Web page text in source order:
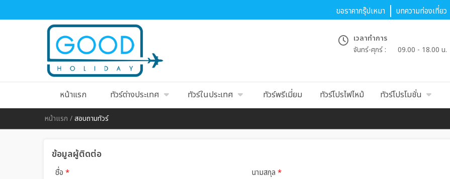
ขอราคากรุ๊ปเหมา บทความท่องเที่ยว
เวลาทำการ
จันทร์-ศุกร์ :
09.00 - 18.00 น.
หน้าแรก ทัวร์ต่างประเทศ ทัวร์ในประเทศ ทัวร์พรีเมี่ยม ทัวร์โปรไฟไหม้ ทัวร์โปรโมชั่น
หน้าแรก /สอบถามทัวร์
ข้อมูลผู้ติดต่อ
ชื่อ * นามสกุล *